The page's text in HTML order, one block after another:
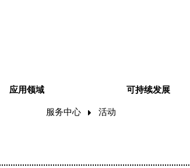
应用领域 可持续发展
服务中心 活动